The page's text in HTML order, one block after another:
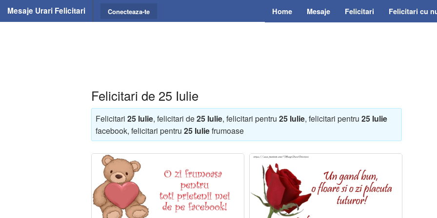
Mesaje Urari Felicitari Home Mesaje Felicitari Felicitari cu
Conecteaza-te
Felicitari de 25 Iulie
Felicitari 25 Iulie, felicitari de25 Iulie, felicitari pentru 25 Iulie, felicitari pentru 25 Iulie
facebook, felicitari pentru 25 Iuliefrumoase